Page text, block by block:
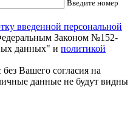
Введите номер
введенной персональной
Законом №152-
данных" и политикой
Вашего согласия на
данные не будут видны